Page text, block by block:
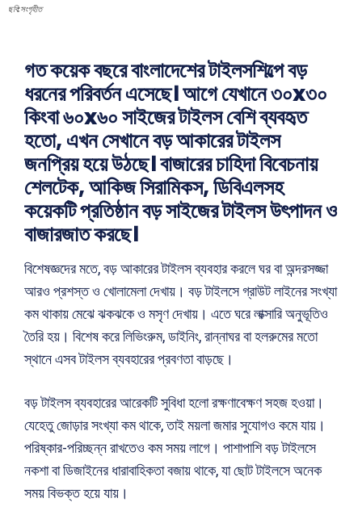
ছবি:সংগৃহীত
গত কয়েক বছরে বাংলাদেশের টাইলসশিল্পে বড়
ধরনের পরিবর্তন এসেছে। আগে যেখানে ৩০x৩০
কিংবা ৬০x৬০ সাইজের টাইলস বেশি ব্যবহৃত
হতো, এখন সেখানে বড় আকারের টাইলস
জনপ্রিয় হয়ে উঠছে। বাজারের চাহিদা বিবেচনায়
শেলটেক, আকিজ সিরামিকস, ডিবিএলসহ
কয়েকটি প্রতিষ্ঠান বড় সাইজের টাইলস উৎপাদন ও
বাজারজাত করছে।
বিশেষজ্ঞদের মতে, বড় আকারের টাইলস ব্যবহার করলে ঘর বা অন্দরসজ্জা
আরও প্রশস্ত ও খোলামেলা দেখায়। বড় টাইলসে গ্রাউট লাইনের সংখ্যা
কম থাকায় মেঝে ঝকঝকে ও মসৃণ দেখায়। এতে ঘরে লাক্সারি অনুভূতিও
তৈরি হয়। বিশেষ করে লিভিংরুম, ডাইনিং, রান্নাঘর বা হলরুমের মতো
স্থানে এসব টাইলস ব্যবহারের প্রবণতা বাড়ছে।
বড় টাইলস ব্যবহারের আরেকটি সুবিধা হলো রক্ষণাবেক্ষণ সহজ হওয়া।
যেহেতু জোড়ার সংখ্যা কম থাকে, তাই ময়লা জমার সুযোগও কমে যায়।
পরিষ্কার-পরিচ্ছন্ন রাখতেও কম সময় লাগে। পাশাপাশি বড় টাইলসে
নকশা বা ডিজাইনের ধারাবাহিকতা বজায় থাকে, যা ছোট টাইলসে অনেক
সময় বিভক্ত হয়ে যায়।